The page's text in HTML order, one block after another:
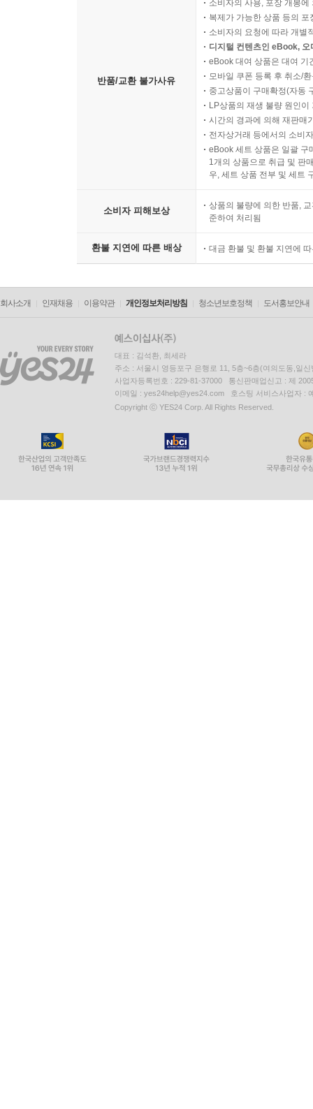
반품/교환 불가사유
소비자의 사용, 포장 개봉
복제가 가능한 상품 등의
소비자의 요청에 따라 개별
디지털 컨텐츠인 eBook,
eBook 대여 상품은 대여 기
모바일 쿠폰 등록 후 취소/
중고상품이 구매확정(자동
LP상품의 재생 불량 원인
시간의 경과에 의해 재판매
전자상거래 등에서의 소비
eBook 세트 상품은 일괄 구
1개의 상품으로 취급 및 판
우, 세트 상품 전부 및 세트
소비자 피해보상
상품의 불량에 의한 반품,
준하여 처리됨
환불 지연에 따른 배상 대금 환불 및 환불 지연에
회사소개 인재채용 이용약관 개인정보처리방침 청소년보호정책 도서홍보안내
대표 : 김석환, 최세라
주소 : 서울시 영등포구 은행로 11, 5층~6층(여의도동,일신
사업자등록번호 : 229-81-37000 통신판매업신고 : 제
이메일 : yes24help@yes24.com 호스팅 서비스사업자 :
Copyright ⓒ YES24 Corp. All Rights Reserved.